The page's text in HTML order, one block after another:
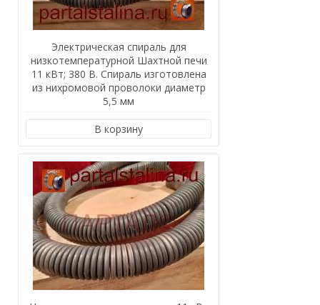
Электрическая спираль для
низкотемпературной Шахтной печи
11 кВт; 380 В. Спираль изготовлена
из нихромовой проволоки диаметр
5,5 мм
В корзину